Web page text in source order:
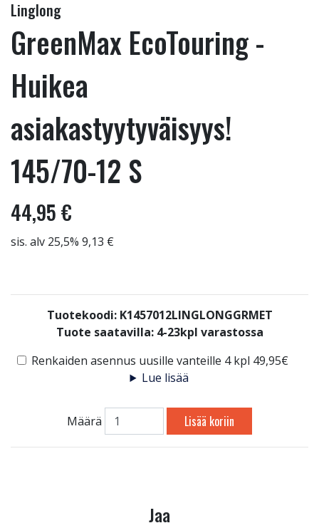
Linglong
GreenMax EcoTouring -
Huikea
asiakastyytyväisyys!
145/70-12 S
44,95 €
sis. alv 25,5% 9,13 €
Tuotekoodi: K1457012LINGLONGGRMET
Tuote saatavilla: 4-23kpl varastossa
Renkaiden asennus uusille vanteille 4 kpl 49,95€
Lue lisää
Määrä Lisää koriin
Jaa